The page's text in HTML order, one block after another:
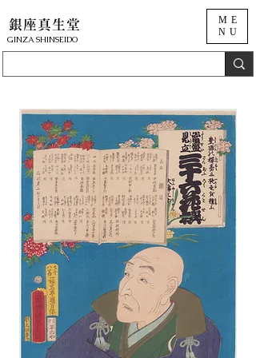
ME
NU
銀座真生堂
​GINZA SHINSEIDO